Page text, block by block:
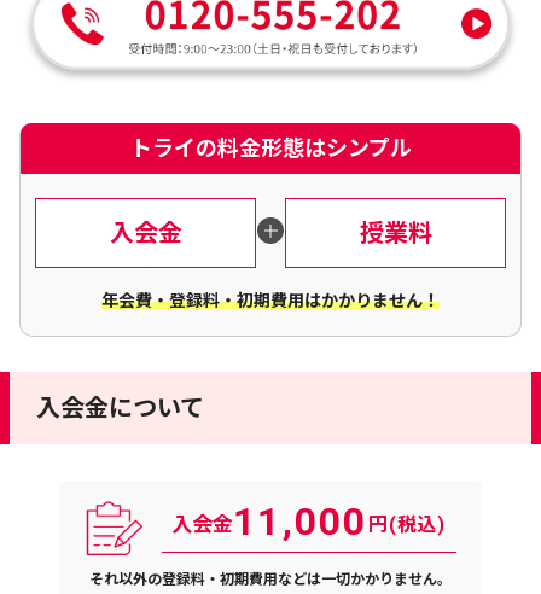
トライの料金形態はシンプル
入会金​ 授業料​
年会費・登録料・初期費用はかかりません！​
入会金について
入会金11,000 円(税込)
それ以外の登録料・初期費用などは一切かかりません。